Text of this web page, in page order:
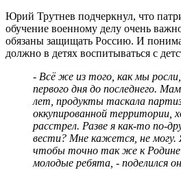
Юрий Трутнев подчеркнул, что
обучение военному делу очень
обязаны защищать Россию. И
должно в детях воспитываться с
- Всё же из того, как мы росли,
первого дня до последнего.
лет, продукты таскала
оккупированной территории,
расстрел. Разве я как-то по-
вести? Мне кажется, не могу.
чтобы точно так же к Родине
молодые ребята, - поделился